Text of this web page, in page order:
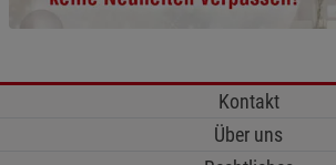
Kontakt
Über uns
anzeigen
Statistik Cookies (2)
Beschreibung Statistik Cookies
Cookie-Informationen